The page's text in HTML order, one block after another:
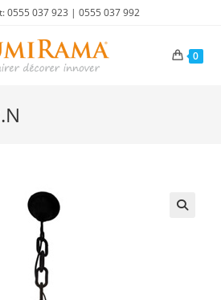
0555 037 923 | 0555 037 992
0